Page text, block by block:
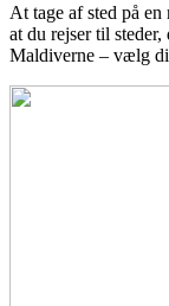
At tage af sted på
at du rejser til
Maldiverne – vælg